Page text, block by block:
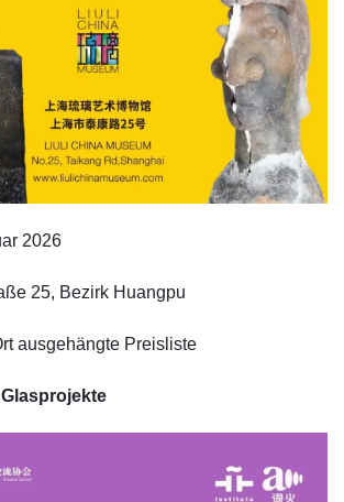
2026
25, Bezirk Huangpu
ausgehängte Preisliste